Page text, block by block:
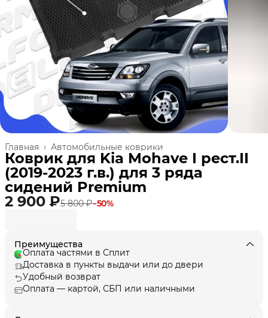
Автомобильные коврики
Главная ›
Коврик для Kia Mohave I рест.II
(2019-2023 г.в.) для 3 ряда
сидений Premium
2 900 ₽5 800 ₽−50%
Преимущества
Оплата частями в Сплит
Доставка в пункты выдачи или до двери
Удобный возврат
Оплата — картой, СБП или наличными